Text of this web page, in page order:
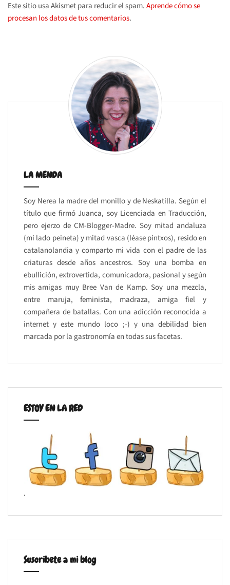
Este sitio usa Akismet para reducir el spam.Aprende cómo se
procesan los datos de tus comentarios.
LA MENDA
Soy Nerea la madre del monillo y de Neskatilla. Según el
título que firmó Juanca, soy Licenciada en Traducción,
pero ejerzo de CM-Blogger-Madre. Soy mitad andaluza
(mi lado peineta) y mitad vasca (léase pintxos), resido en
catalanolandia y comparto mi vida con el padre de las
criaturas desde años ancestros. Soy una bomba en
ebullición, extrovertida, comunicadora, pasional y según
mis amigas muy Bree Van de Kamp. Soy una mezcla,
entre maruja, feminista, madraza, amiga fiel y
compañera de batallas. Con una adicción reconocida a
internet y este mundo loco ;-) y una debilidad bien
marcada por la gastronomía en todas sus facetas.
ESTOY EN LA RED
.
Suscribete a mi blog